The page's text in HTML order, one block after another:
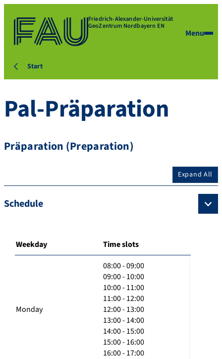
Friedrich-Alexander-Universität
GeoZentrum Nordbayern EN
Menu
Start
Pal-Präparation
Präparation (Preparation)
Expand All
Schedule
Weekday Time slots
Monday
08:00 - 09:00
09:00 - 10:00
10:00 - 11:00
11:00 - 12:00
12:00 - 13:00
13:00 - 14:00
14:00 - 15:00
15:00 - 16:00
16:00 - 17:00